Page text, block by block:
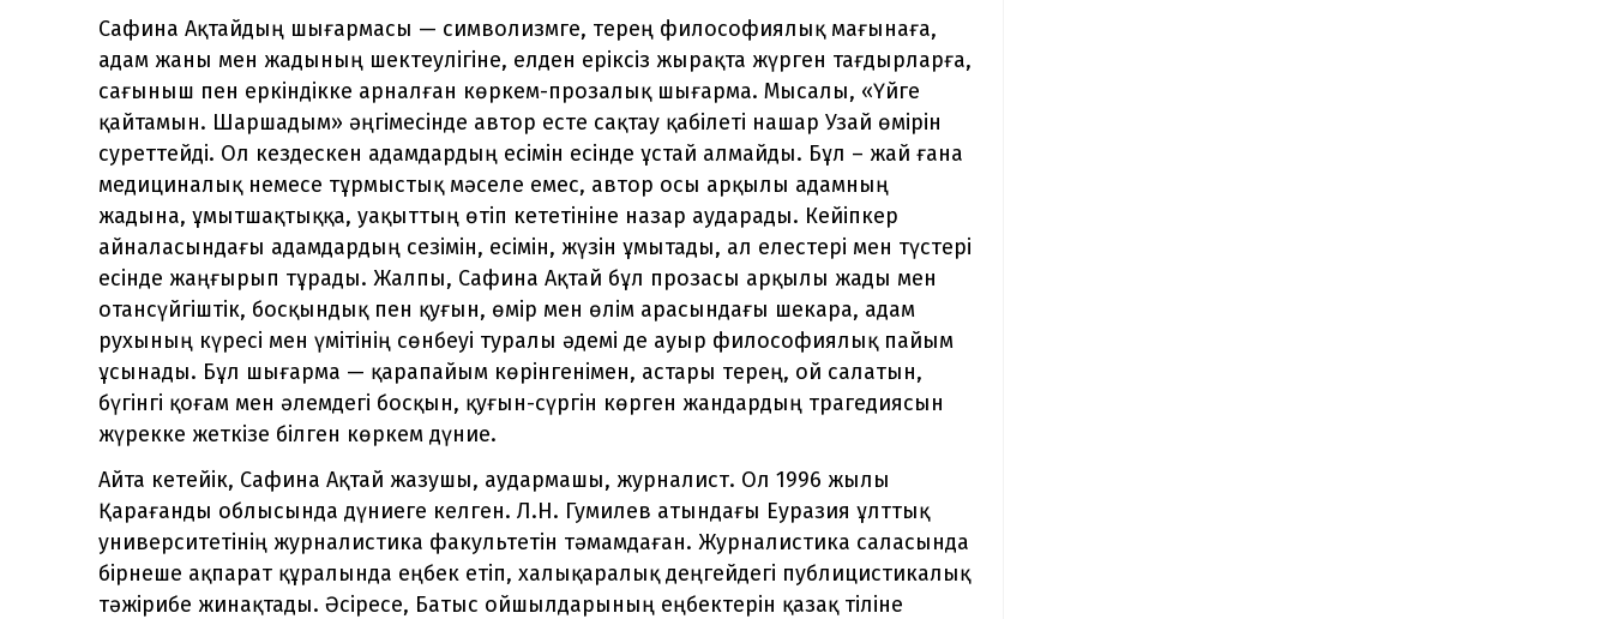
Сафина Ақтайдың шығармасы — символизмге, терең философиялық мағынаға,
адам жаны мен жадының шектеулігіне, елден еріксіз жырақта жүрген тағдырларға,
сағыныш пен еркіндікке арналған көркем-прозалық шығарма. Мысалы, «Үйге
қайтамын. Шаршадым» әңгімесінде автор есте сақтау қабілеті нашар Узай өмірін
суреттейді. Ол кездескен адамдардың есімін есінде ұстай алмайды. Бұл – жай ғана
медициналық немесе тұрмыстық мәселе емес, автор осы арқылы адамның
жадына, ұмытшақтыққа, уақыттың өтіп кететініне назар аударады. Кейіпкер
айналасындағы адамдардың сезімін, есімін, жүзін ұмытады, ал елестері мен түстері
есінде жаңғырып тұрады. Жалпы, Сафина Ақтай бұл прозасы арқылы жады мен
отансүйгіштік, босқындық пен қуғын, өмір мен өлім арасындағы шекара, адам
рухының күресі мен үмітінің сөнбеуі туралы әдемі де ауыр философиялық пайым
ұсынады. Бұл шығарма — қарапайым көрінгенімен, астары терең, ой салатын,
бүгінгі қоғам мен әлемдегі босқын, қуғын-сүргін көрген жандардың трагедиясын
жүрекке жеткізе білген көркем дүние.
Айта кетейік, Сафина Ақтай жазушы, аудармашы, журналист. Ол 1996 жылы
Қарағанды облысында дүниеге келген. Л.Н. Гумилев атындағы Еуразия ұлттық
университетінің журналистика факультетін тәмамдаған. Журналистика саласында
бірнеше ақпарат құралында еңбек етіп, халықаралық деңгейдегі публицистикалық
тәжірибе жинақтады. Әсіресе, Батыс ойшылдарының еңбектерін қазақ тіліне